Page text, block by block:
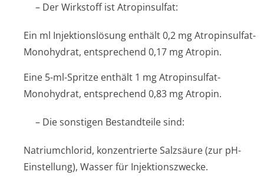
– Der Wirkstoff ist Atropinsulfat:
Ein ml Injektionslösung enthält 0,2 mg Atropinsulfat-
Monohydrat, entsprechend 0,17 mg Atropin.
Eine 5-ml-Spritze enthält 1 mg Atropinsulfat-
Monohydrat, entsprechend 0,83 mg Atropin.
– Die sonstigen Bestandteile sind:
Natriumchlorid, konzentrierte Salzsäure (zur pH-
Einstellung), Wasser für Injektionszwecke.